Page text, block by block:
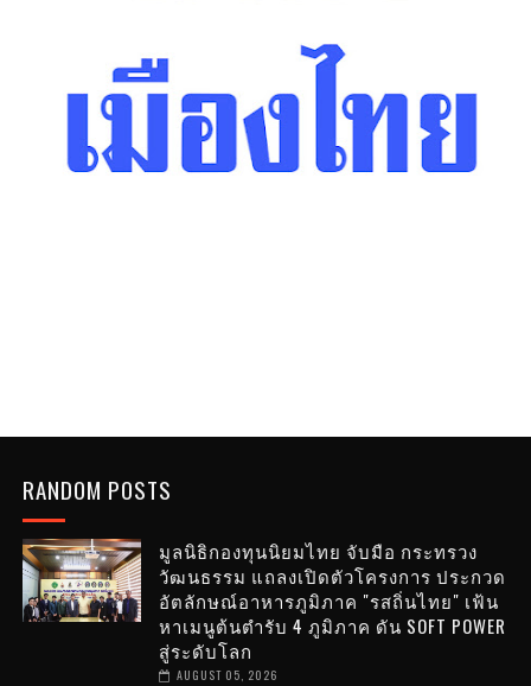
RANDOM POSTS
มูลนิธิกองทุนนิยมไทย จับมือ กระทรวง
วัฒนธรรม แถลงเปิดตัวโครงการ ประกวด
อัตลักษณ์อาหารภูมิภาค "รสถิ่นไทย" เฟ้น
หาเมนูต้นตำรับ 4 ภูมิภาค ดัน SOFT POWER
สู่ระดับโลก
AUGUST 05, 2026